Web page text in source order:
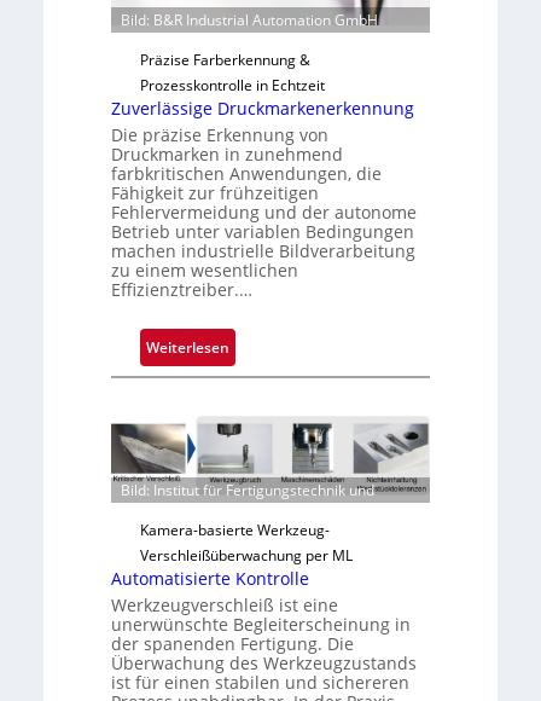
n
g
a
u
s
Bild: B&R Industrial Automation GmbH
Präzise Farberkennung &
Prozesskontrolle in Echtzeit
Zuverlässige Druckmarkenerkennung
Die präzise Erkennung von
Druckmarken in zunehmend
farbkritischen Anwendungen, die
Fähigkeit zur frühzeitigen
Fehlervermeidung und der autonome
Betrieb unter variablen Bedingungen
machen industrielle Bildverarbeitung
zu einem wesentlichen
Effizienztreiber.…
Weiterlesen:
Z
v
r
l
ä
s
s
i
g
e
D
Bild: Institut für Fertigungstechnik und
Kamera-basierte Werkzeug-
Verschleißüberwachung per ML
Automatisierte Kontrolle
Werkzeugverschleiß ist eine
unerwünschte Begleiterscheinung in
der spanenden Fertigung. Die
Überwachung des Werkzeugzustands
ist für einen stabilen und sichereren